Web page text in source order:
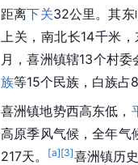
距离下关32公里。其
上关，南北长14千米
月，喜洲镇辖13个村
族等15个民族，白族占
喜洲镇地势西高东低，
高原季风气候，全年
217天。
[a][3]喜洲镇历